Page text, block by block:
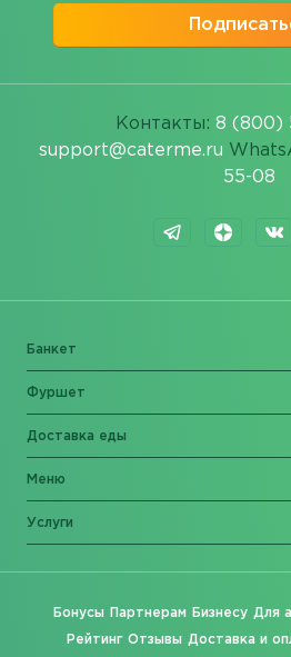
Контакты: 8 (800)
support@caterme.ru
55-08
Банкет
Фуршет
Доставка еды
Меню
Услуги
Бонусы Партнерам Бизнесу Для
Рейтинг Отзывы Доставка и